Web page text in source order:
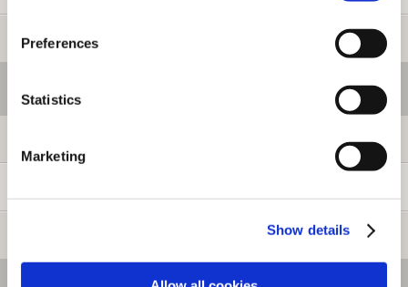
Preferences
Statistics
Marketing
Show details
提携サイト募集
会員メニュー